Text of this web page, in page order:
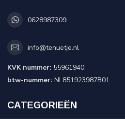
0628987309
info@tenuetje.nl
KVK nummer: 55961940
btw-nummer: NL851923987B01
CATEGORIEËN